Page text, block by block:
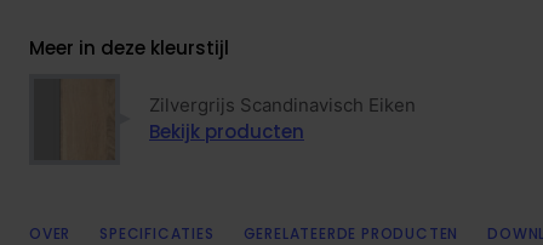
Meer in deze kleurstijl
Zilvergrijs Scandinavisch Eiken
Bekijk producten
OVER SPECIFICATIES GERELATEERDE PRODUCTEN